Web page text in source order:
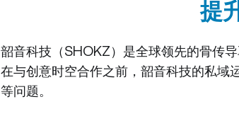
提
韶音科技（SHOKZ）是全球领先的骨传
在与创意时空合作之前，韶音科技的私域
等问题。